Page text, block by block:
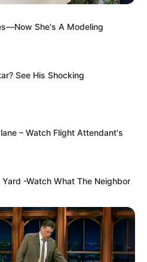
She's A Modeling
See His Shocking
– Watch Flight Attendant's
-Watch What The Neighbor